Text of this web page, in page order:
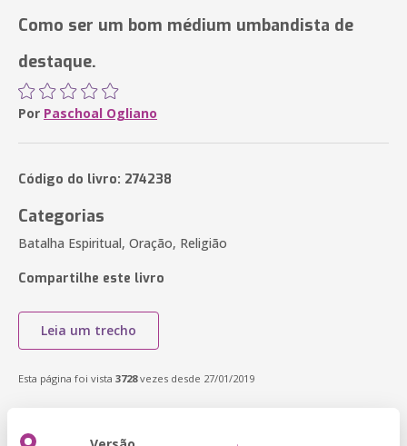
Como ser um bom médium umbandista de
destaque.
Por Paschoal Ogliano
Código do livro: 274238
Categorias
Batalha Espiritual, Oração, Religião
Compartilhe este livro
Leia um trecho
Esta página foi vista 3728vezes desde 27/01/2019